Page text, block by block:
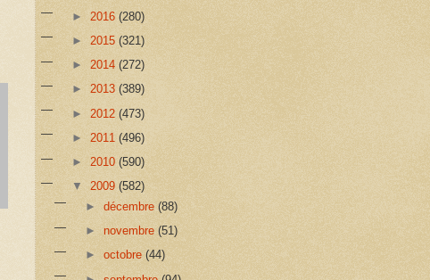
► 2016 (280)
► 2015 (321)
► 2014 (272)
► 2013 (389)
► 2012 (473)
► 2011 (496)
► 2010 (590)
▼ 2009 (582)
►décembre(88)
► novembre(51)
►octobre(44)